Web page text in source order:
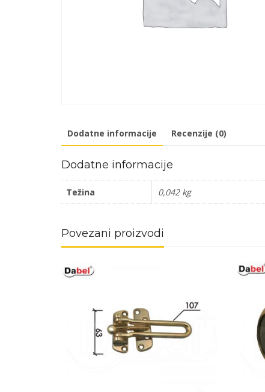
Dodatne informacije Recenzije (0)
Dodatne informacije
Težina 0,042 kg
Povezani proizvodi